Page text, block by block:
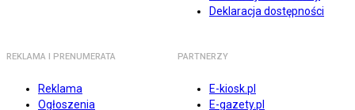
Deklaracja dostępności
REKLAMA I PRENUMERATA
Reklama
Ogłoszenia
PARTNERZY
E-kiosk.pl
E-gazety.pl